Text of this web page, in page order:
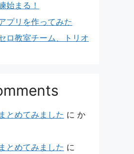
始まる！
プリを作ってみた
ロ教室チーム、トリオ
とめてみました に か
とめてみました に